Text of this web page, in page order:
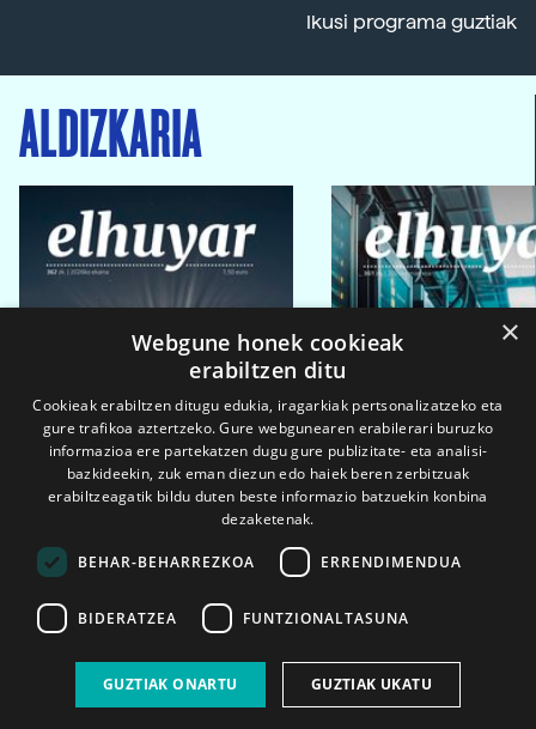
Ikusi programa guztiak
ALDIZKARIA
2026ko eka. 1a 2026ko mar. 1a
×
Webgune honek cookieak
erabiltzen ditu
Cookieak erabiltzen ditugu edukia, iragarkiak pertsonalizatzeko eta
gure trafikoa aztertzeko. Gure webgunearen erabilerari buruzko
informazioa ere partekatzen dugu gure publizitate- eta analisi-
bazkideekin, zuk eman diezun edo haiek beren zerbitzuak
erabiltzeagatik bildu duten beste informazio batzuekin konbina
dezaketenak.
BEHAR-BEHARREZKOA ERRENDIMENDUA
BIDERATZEA FUNTZIONALTASUNA
GUZTIAK ONARTU GUZTIAK UKATU